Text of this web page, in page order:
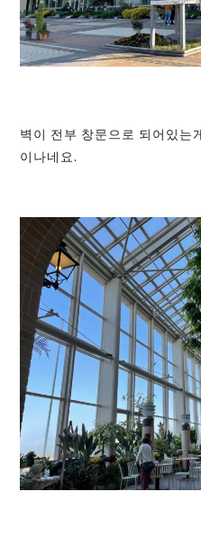
벽이 전부 창문으로 되어있는
이나네요.